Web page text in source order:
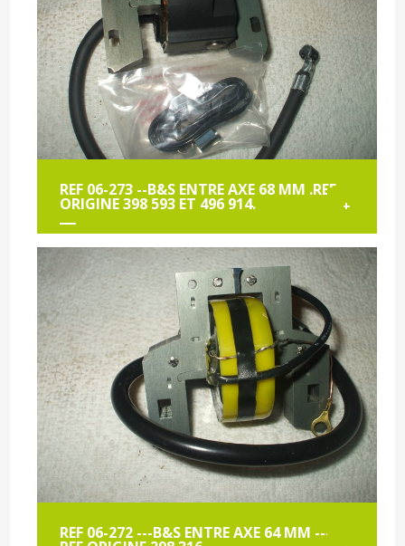
REF 06-273 --B&S ENTRE AXE 68 MM .REF
ORIGINE 398 593 ET 496 914. +
REF 06-272 ---B&S ENTRE AXE 64 MM ---